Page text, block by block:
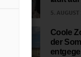
5.
Coole
der